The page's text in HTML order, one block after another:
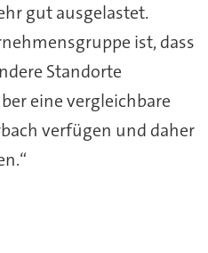
gut ausgelastet.
ist, dass
Standorte
eine vergleichbare
verfügen und daher